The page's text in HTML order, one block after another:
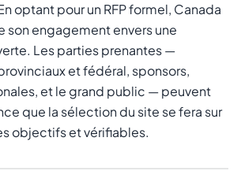
optant pour un RFP formel, Canada
son engagement envers une
Les parties prenantes —
et fédéral, sponsors,
et le grand public — peuvent
que la sélection du site se fera sur
objectifs et vérifiables.